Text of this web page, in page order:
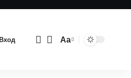
Изменение
Аа